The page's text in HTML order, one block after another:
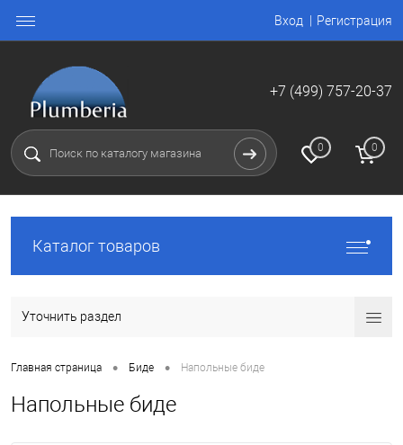
Вход Регистрация
+7 (499) 757-20-37
0 0
Каталог товаров
Уточнить раздел
Главная страница • Биде • Напольные биде
Напольные биде